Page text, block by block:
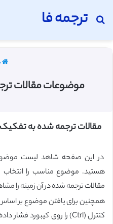
ترجمه فا
جستجو برای
موضوعات مقالات
مقالات ترجمه شده به
در این صفحه شاهد لیست
هستید. موضوع مناسب را انتخاب
مقالات ترجمه شده در آن زمینه را
همچنین برای یافتن موضوع بر